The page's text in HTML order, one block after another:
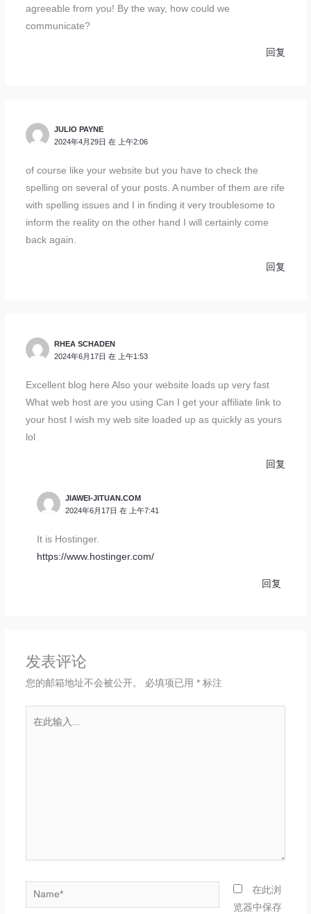
agreeable from you! By the way, how could we
communicate?
回复
JULIO PAYNE
2024年4月29日 在 上午2:06
of course like your website but you have to check the
spelling on several of your posts. A number of them are rife
with spelling issues and I in finding it very troublesome to
inform the reality on the other hand I will certainly come
back again.
回复
RHEA SCHADEN
2024年6月17日 在 上午1:53
Excellent blog here Also your website loads up very fast
What web host are you using Can I get your affiliate link to
your host I wish my web site loaded up as quickly as yours
lol
回复
JIAWEI-JITUAN.COM
2024年6月17日 在 上午7:41
It is Hostinger.
https://www.hostinger.com/
回复
发表评论
您的邮箱地址不会被公开。 必填项已用 *标注
Name*
在此浏
览器中保存